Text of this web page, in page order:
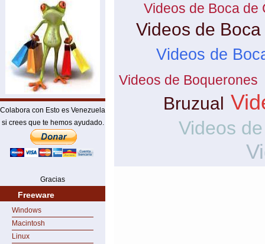
Colabora con Esto es Venezuela
si crees que te hemos ayudado.
Gracias
Freeware
Windows
Macintosh
Linux
Videos de Boca de
Videos de
Videos de
Videos de Boquerones
Bruzual
Videos